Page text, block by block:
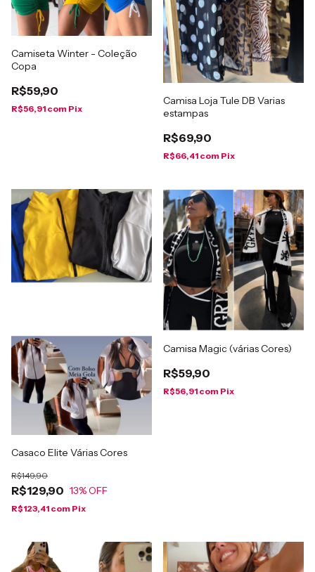
Camiseta Winter - Coleção
Copa
R$59,90
R$56,91 com Pix
Camisa Loja Tule DB Varias
estampas
R$69,90
R$66,41 com Pix
Casaco Elite Várias Cores
R$129,90
R$149,90
13% OFF
R$123,41 com Pix
Camisa Magic (várias Cores)
R$59,90
R$56,91 com Pix